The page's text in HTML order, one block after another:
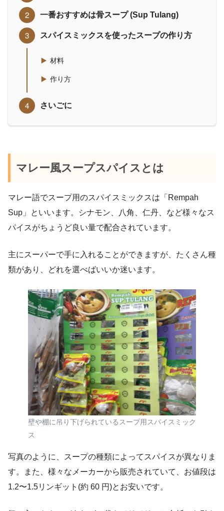
一番おすすめは骨スープ (Sup Tulang)
スパイスミックスを使ったスープの作り方
材料
作り方
さいごに
マレー風スープスパイスとは
マレー語でスープ用のスパイスミックスは「Rempah
Sup」といいます。シナモン、八角、仁丹、など様々なス
パイスがちょうど良い量で配合されています。
主にスーパーで手に入れることができますが、たくさん種
類があり、どれを選べばいいか迷います。
壁や棚に吊り下げられているスープ用スパイスミック
ス
写真のように、スープの種類によってスパイスが異なりま
す。また、様々なメーカーから販売されていて、お値段は
1.2〜1.5リンギット(約 60 円)とお安いです。